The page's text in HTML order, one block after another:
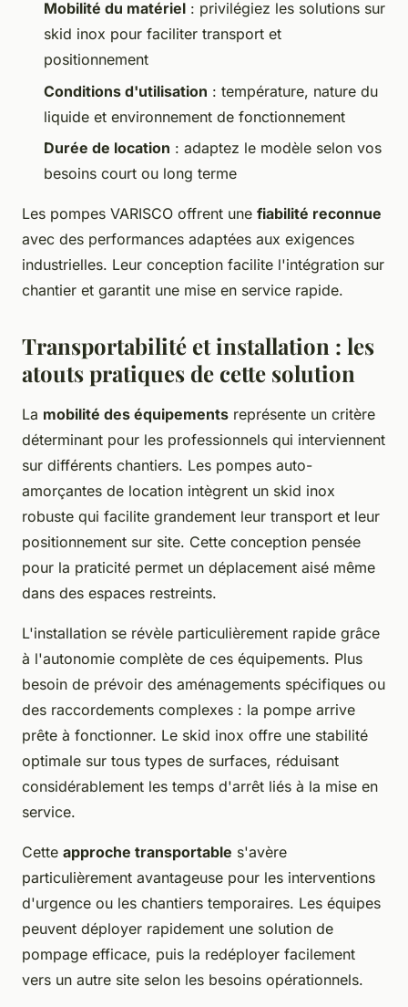
Mobilité du matériel : privilégiez les solutions sur
skid inox pour faciliter transport et
positionnement
Conditions d'utilisation : température, nature du
liquide et environnement de fonctionnement
Durée de location : adaptez le modèle selon vos
besoins court ou long terme
Les pompes VARISCO offrent une fiabilité reconnue
avec des performances adaptées aux exigences
industrielles. Leur conception facilite l'intégration sur
chantier et garantit une mise en service rapide.
Transportabilité et installation : les
atouts pratiques de cette solution
La mobilité des équipements représente un critère
déterminant pour les professionnels qui interviennent
sur différents chantiers. Les pompes auto-
amorçantes de location intègrent un skid inox
robuste qui facilite grandement leur transport et leur
positionnement sur site. Cette conception pensée
pour la praticité permet un déplacement aisé même
dans des espaces restreints.
L'installation se révèle particulièrement rapide grâce
à l'autonomie complète de ces équipements. Plus
besoin de prévoir des aménagements spécifiques ou
des raccordements complexes : la pompe arrive
prête à fonctionner. Le skid inox offre une stabilité
optimale sur tous types de surfaces, réduisant
considérablement les temps d'arrêt liés à la mise en
service.
Cette approche transportable s'avère
particulièrement avantageuse pour les interventions
d'urgence ou les chantiers temporaires. Les équipes
peuvent déployer rapidement une solution de
pompage efficace, puis la redéployer facilement
vers un autre site selon les besoins opérationnels.